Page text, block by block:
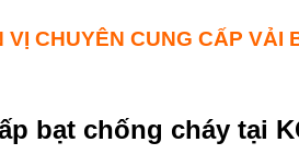
VỊ CHUYÊN CUNG CẤP VẢI
bạt chống cháy tại